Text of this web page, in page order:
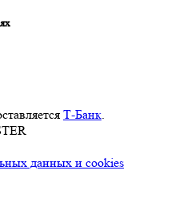
Т-Банк
данных и cookies